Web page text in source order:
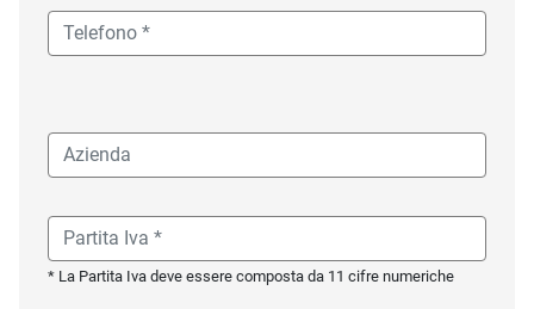
* La Partita Iva deve essere composta da 11 cifre numeriche